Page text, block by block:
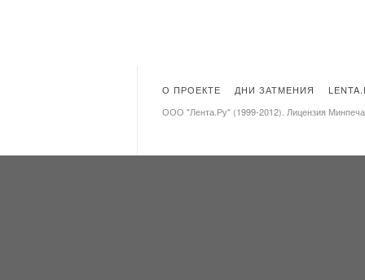
О ПРОЕКТЕ ДНИ ЗАТМЕНИЯ
ООО "Лента.Ру" (1999-2012). Лицензия